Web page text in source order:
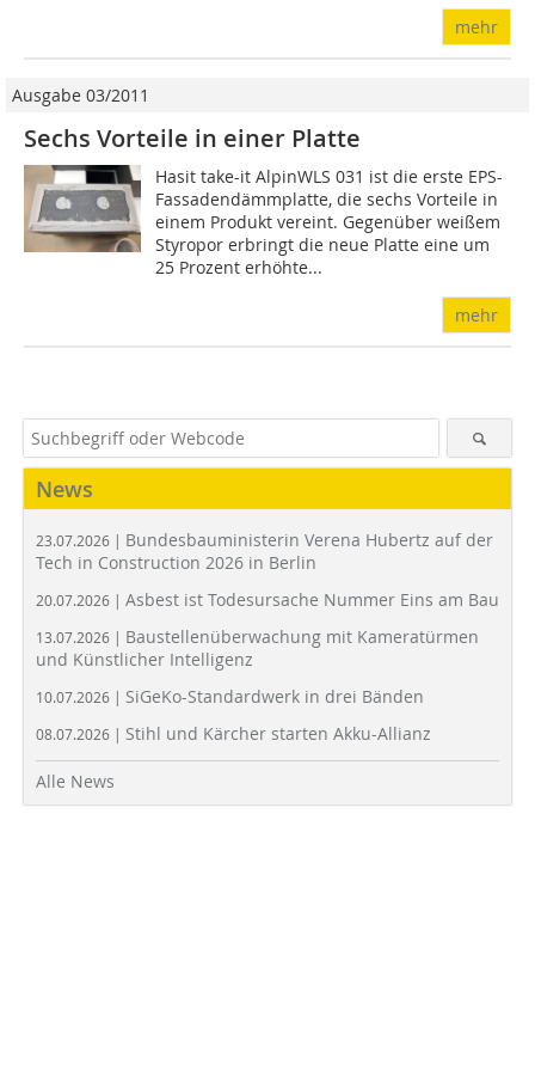
mehr
Ausgabe 03/2011
Sechs Vorteile in einer Platte
Hasit take-it AlpinWLS 031 ist die erste EPS-
Fassadendämmplatte, die sechs Vorteile in
einem Produkt vereint. Gegenüber weißem
Styropor erbringt die neue Platte eine um
25 Prozent erhöhte...
mehr
News
23.07.2026 | Bundesbauministerin Verena Hubertz auf der
Tech in Construction 2026 in Berlin
20.07.2026 | Asbest ist Todesursache Nummer Eins am Bau
13.07.2026 | Baustellenüberwachung mit Kameratürmen
und Künstlicher Intelligenz
10.07.2026 | SiGeKo-Standardwerk in drei Bänden
08.07.2026 | Stihl und Kärcher starten Akku-Allianz
Alle News